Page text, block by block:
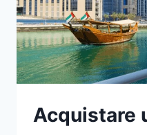
Acquistare